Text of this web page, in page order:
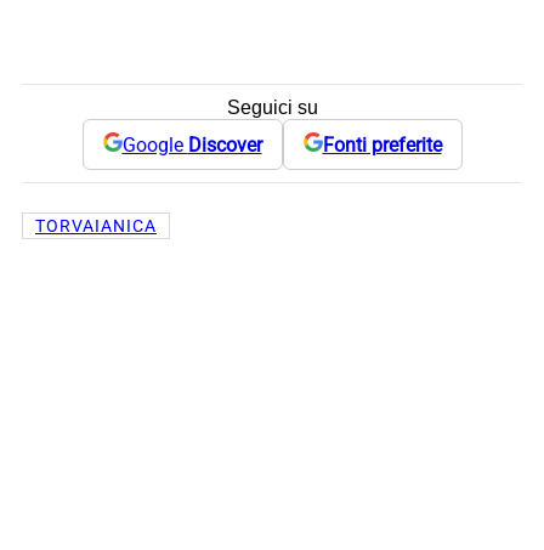
Seguici su
Google Discover Fonti preferite
TORVAIANICA